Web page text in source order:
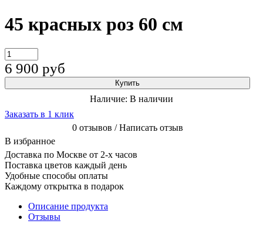
45 красных роз 60 см
6 900 руб
Купить
Наличие: В наличии
Заказать в 1 клик
0 отзывов / Написать отзыв
В избранное
Доставка по Москве от 2-х часов
Поставка цветов каждый день
Удобные способы оплаты
Каждому открытка в подарок
Описание продукта
Отзывы